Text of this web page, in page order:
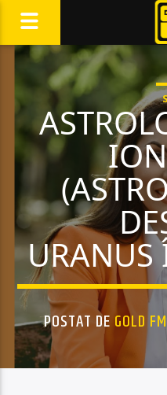
URANUS
POSTAT DEGOLD